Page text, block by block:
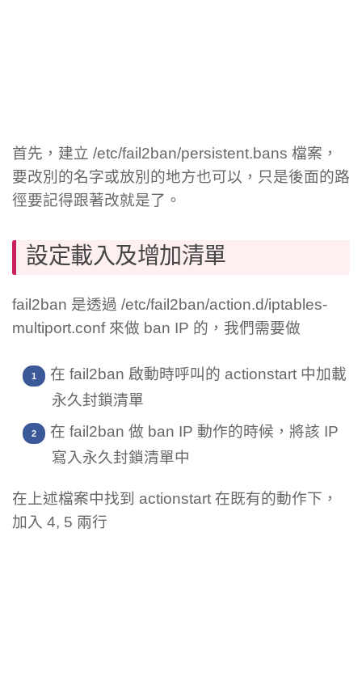
首先，建立 /etc/fail2ban/persistent.bans 檔案，
要改別的名字或放別的地方也可以，只是後面的路
徑要記得跟著改就是了。
設定載入及增加清單
fail2ban 是透過 /etc/fail2ban/action.d/iptables-
multiport.conf 來做 ban IP 的，我們需要做
在 fail2ban 啟動時呼叫的 actionstart 中加載
永久封鎖清單
在 fail2ban 做 ban IP 動作的時候，將該 IP
寫入永久封鎖清單中
在上述檔案中找到 actionstart 在既有的動作下，
加入 4, 5 兩行